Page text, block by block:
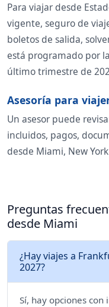
Para viajar desde
vigente, seguro de
boletos de salida,
está programado por
último trimestre de
Asesoría para
Un asesor puede
incluidos, pagos,
desde Miami, New
Preguntas
desde Miami
¿Hay viajes a
2027?
Sí, hay opciones